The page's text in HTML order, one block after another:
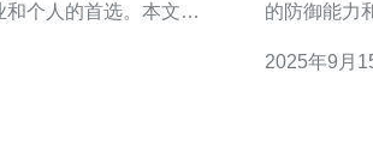
个人的首选。本文将
的防御能力
佳、最便宜
2025年9月